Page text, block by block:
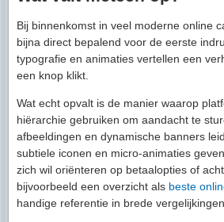
Bij binnenkomst in veel moderne online
bijna direct bepalend voor de eerste
typografie en animaties vertellen een
een knop klikt.
Wat echt opvalt is de manier waarop
hiërarchie gebruiken om aandacht te
afbeeldingen en dynamische banners
subtiele iconen en micro-animaties
zich wil oriënteren op betaalopties of
bijvoorbeeld een overzicht als beste
handige referentie in brede vergelijkingen.